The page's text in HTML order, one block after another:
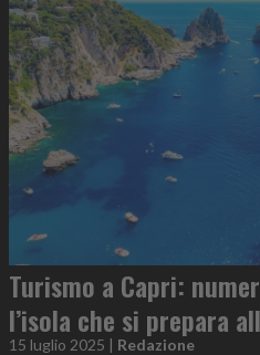
Turismo a Capri:
l’isola che si prepara
15 luglio 2025 | Redazione